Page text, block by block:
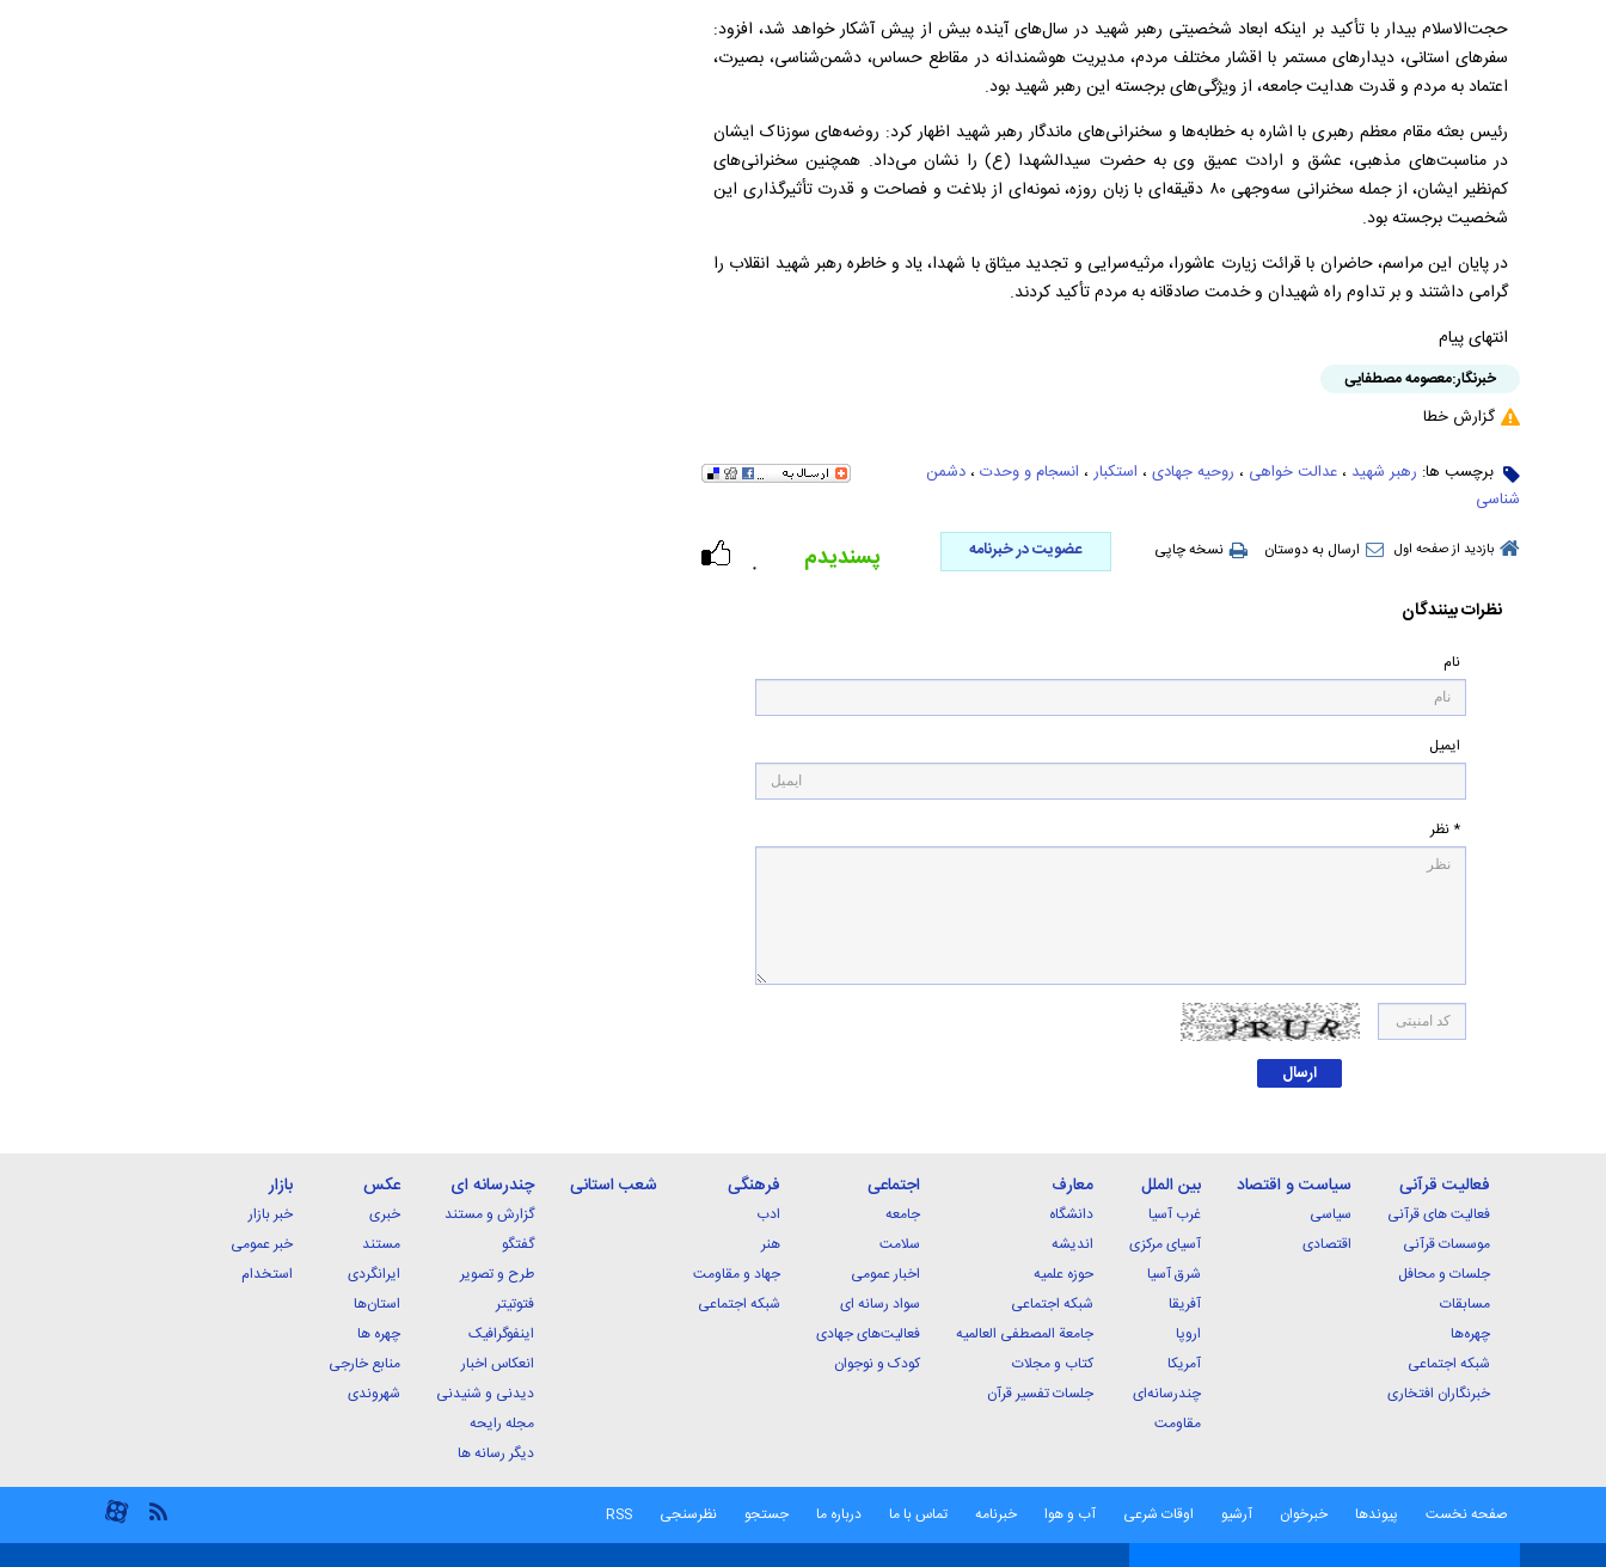
حجت‌الاسلام بیدار با تأکید بر اینکه ابعاد شخصیتی رهبر شهید در سال‌های آینده بیش از پیش آشکار خواهد شد، افزود:
سفر‌های استانی، دیدار‌های مستمر با اقشار مختلف مردم، مدیریت هوشمندانه در مقاطع حساس، دشمن‌شناسی، بصیرت،
اعتماد به مردم و قدرت هدایت جامعه، از ویژگی‌های برجسته این رهبر شهید بود.
رئیس بعثه مقام معظم رهبری با اشاره به خطابه‌ها و سخنرانی‌های ماندگار رهبر شهید اظهار کرد: روضه‌های سوزناک ایشان
در مناسبت‌های مذهبی، عشق و ارادت عمیق وی به حضرت سیدالشهدا (ع) را نشان می‌داد. همچنین سخنرانی‌های
کم‌نظیر ایشان، از جمله سخنرانی سه‌وجهی ۸۰ دقیقه‌ای با زبان روزه، نمونه‌ای از بلاغت و فصاحت و قدرت تأثیرگذاری این
شخصیت برجسته بود.
در پایان این مراسم، حاضران با قرائت زیارت عاشورا، مرثیه‌سرایی و تجدید میثاق با شهدا، یاد و خاطره رهبر شهید انقلاب را
گرامی داشتند و بر تداوم راه شهیدان و خدمت صادقانه به مردم تأکید کردند.
انتهای پیام
خبرنگار:معصومه مصطفایی
گزارش خطا
برچسب ها: رهبر شهید ، عدالت خواهی ، روحیه جهادی ، استکبار ، انسجام و وحدت ، دشمن
شناسی
بازدید از صفحه اول ارسال به دوستان نسخه چاپی عضویت در خبرنامه
۰ پسندیدم
نظرات بینندگان
نام
ایمیل
* نظر
فعالیت قرآنی
فعالیت های قرآنی
موسسات قرآنی
جلسات و محافل
مسابقات
چهره‌ها
شبکه اجتماعی
خبرنگاران افتخاری
سیاست و اقتصاد
سیاسی
اقتصادی
بین الملل
غرب آسیا
آسیای مرکزی
شرق آسیا
آفریقا
اروپا
آمریکا
چندرسانه‌ای
مقاومت
معارف
دانشگاه
اندیشه
حوزه علمیه
شبکه اجتماعی
جامعة المصطفی العالمیه
کتاب و مجلات
جلسات تفسیر قرآن
اجتماعی
جامعه
سلامت
اخبار عمومی
سواد رسانه ای
فعالیت‌های جهادی
کودک و نوجوان
فرهنگی
ادب
هنر
جهاد و مقاومت
شبکه اجتماعی
شعب استانی چندرسانه ای
گزارش و مستند
گفتگو
طرح و تصویر
فتوتیتر
اینفوگرافیک
انعکاس اخبار
دیدنی و شنیدنی
مجله رایحه
دیگر رسانه ها
عکس
خبری
مستند
ایرانگردی
استان‌ها
چهره ها
منابع خارجی
شهروندی
بازار
خبر بازار
خبر عمومی
استخدام
صفحه نخست پیوندها خبرخوان آرشیو اوقات شرعی آب و هوا خبرنامه تماس با ما درباره ما جستجو نظرسنجی RSS